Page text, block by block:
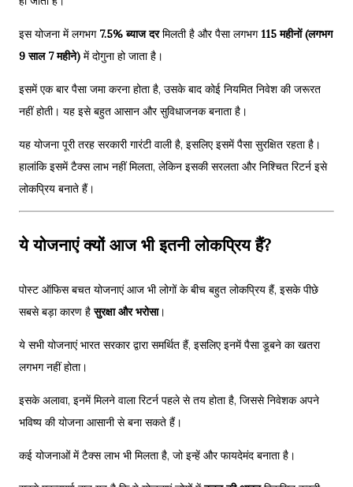
इस योजना में लगभग 7.5% ब्याज दरमिलती है और पैसा लगभग115 महीनों (लगभग
9 साल 7 महीने) में दोगुना हो जाता है।
इसमें एक बार पैसा जमा करना होता है, उसके बाद कोई नियमित निवेश की जरूरत
नहीं होती। यह इसे बहुत आसान और सुविधाजनक बनाता है।
यह योजना पूरी तरह सरकारी गारंटी वाली है, इसलिए इसमें पैसा सुरक्षित रहता है।
हालांकि इसमें टैक्स लाभ नहीं मिलता, लेकिन इसकी सरलता और निश्चित रिटर्न इसे
लोकप्रिय बनाते हैं।
ये योजनाएं क्यों आज भी इतनी लोकप्रिय हैं?
पोस्ट ऑफिस बचत योजनाएं आज भी लोगों के बीच बहुत लोकप्रिय हैं, इसके पीछे
सबसे बड़ा कारण हैसुरक्षा और भरोसा।
ये सभी योजनाएं भारत सरकार द्वारा समर्थित हैं, इसलिए इनमें पैसा डूबने का खतरा
लगभग नहीं होता।
इसके अलावा, इनमें मिलने वाला रिटर्न पहले से तय होता है, जिससे निवेशक अपने
भविष्य की योजना आसानी से बना सकते हैं।
कई योजनाओं में टैक्स लाभ भी मिलता है, जो इन्हें और फायदेमंद बनाता है।